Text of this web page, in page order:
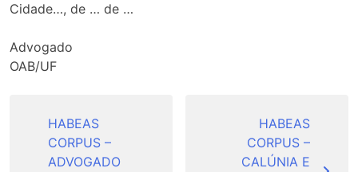
Cidade…, de … de …
Advogado
OAB/UF
Post
HABEAS
CORPUS –
ADVOGADO
HABEAS
CORPUS –
CALÚNIA E